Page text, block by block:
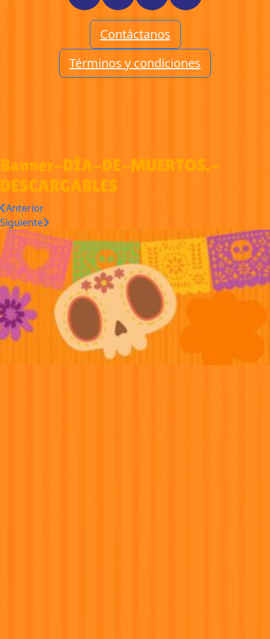
Contáctanos
Términos y condiciones
Banner-DÍA-DE-MUERTOS.-
DESCARGABLES
Anterior
Siguiente